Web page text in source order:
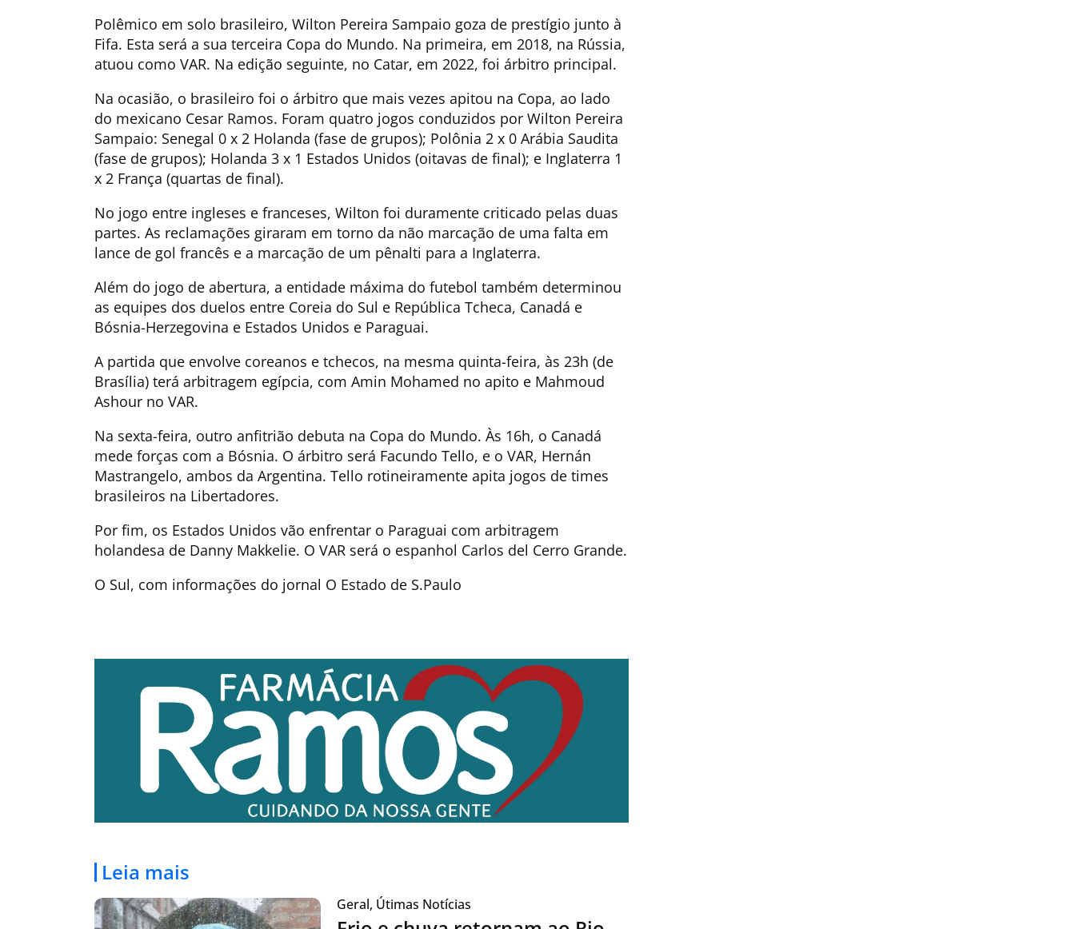
Polêmico em solo brasileiro, Wilton Pereira Sampaio goza de prestígio junto à
Fifa. Esta será a sua terceira Copa do Mundo. Na primeira, em 2018, na Rússia,
atuou como VAR. Na edição seguinte, no Catar, em 2022, foi árbitro principal.
Na ocasião, o brasileiro foi o árbitro que mais vezes apitou na Copa, ao lado
do mexicano Cesar Ramos. Foram quatro jogos conduzidos por Wilton Pereira
Sampaio: Senegal 0 x 2 Holanda (fase de grupos); Polônia 2 x 0 Arábia Saudita
(fase de grupos); Holanda 3 x 1 Estados Unidos (oitavas de final); e Inglaterra 1
x 2 França (quartas de final).
No jogo entre ingleses e franceses, Wilton foi duramente criticado pelas duas
partes. As reclamações giraram em torno da não marcação de uma falta em
lance de gol francês e a marcação de um pênalti para a Inglaterra.
Além do jogo de abertura, a entidade máxima do futebol também determinou
as equipes dos duelos entre Coreia do Sul e República Tcheca, Canadá e
Bósnia-Herzegovina e Estados Unidos e Paraguai.
A partida que envolve coreanos e tchecos, na mesma quinta-feira, às 23h (de
Brasília) terá arbitragem egípcia, com Amin Mohamed no apito e Mahmoud
Ashour no VAR.
Na sexta-feira, outro anfitrião debuta na Copa do Mundo. Às 16h, o Canadá
mede forças com a Bósnia. O árbitro será Facundo Tello, e o VAR, Hernán
Mastrangelo, ambos da Argentina. Tello rotineiramente apita jogos de times
brasileiros na Libertadores.
Por fim, os Estados Unidos vão enfrentar o Paraguai com arbitragem
holandesa de Danny Makkelie. O VAR será o espanhol Carlos del Cerro Grande.
O Sul, com informações do jornal O Estado de S.Paulo
Leia mais
Geral, Útimas Notícias